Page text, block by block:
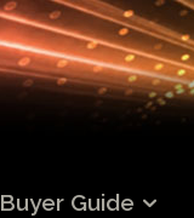
Buyer Guide